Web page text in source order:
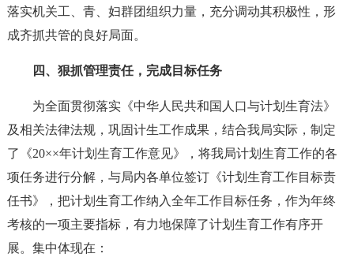
落实机关工、青、妇群团组织力量，充分调动其积极性，形
成齐抓共管的良好局面。
四、狠抓管理责任，完成目标任务
为全面贯彻落实《中华人民共和国人口与计划生育法》
及相关法律法规，巩固计生工作成果，结合我局实际，制定
了《20××年计划生育工作意见》，将我局计划生育工作的各
项任务进行分解，与局内各单位签订《计划生育工作目标责
任书》，把计划生育工作纳入全年工作目标任务，作为年终
考核的一项主要指标，有力地保障了计划生育工作有序开
展。集中体现在：